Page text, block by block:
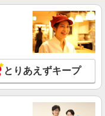
ーフ候補）【正社員】
平塚 （神奈川県平塚市
詳細を見る
とりあえずキープ